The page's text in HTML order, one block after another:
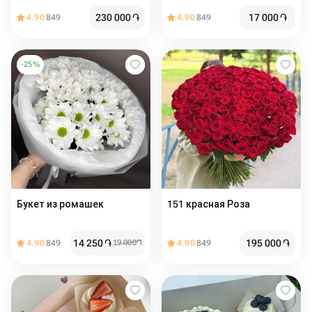
4.90849 230 000֏ 4.90849 17 000֏
-25%
Букет из ромашек
4.90849 14 250֏19 000֏
151 красная Роза
4.90849 195 000֏